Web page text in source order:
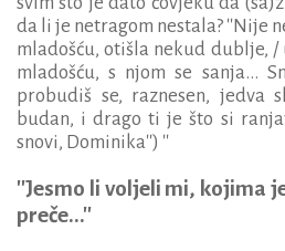
da li je netragom nestala? ''Nije
mladošću, otišla nekud dublje,
mladošću, s njom se sanja...
probudiš se, raznesen,
budan, i drago ti je što si
snovi, Dominika'') ''
''Jesmo li voljeli mi, kojima
preče...''